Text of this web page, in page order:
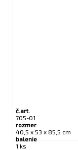
č.art.
705-01
rozmer
40,5 x 53 x 85,5 cm
balenie
1 ks